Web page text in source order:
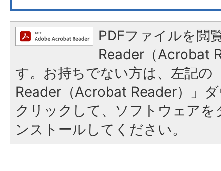
PDFファイルを閲
Reader（Acrobat
す。お持ちでない方は、左記の
Reader（Acrobat Reader）」
クリックして、ソフトウェア
ンストールしてください。